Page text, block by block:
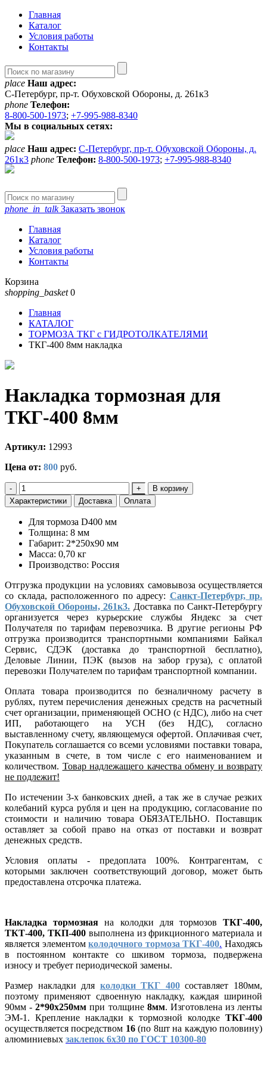
Главная
Каталог
Условия работы
Контакты
place Наш адрес:
С-Петербург, пр-т. Обуховской Обороны, д. 261к3
phone Телефон:
8-800-500-1973; +7-995-988-8340
Мы в социальных сетях:
place Наш адрес: С-Петербург, пр-т. Обуховской Обороны, д.
261к3 phone Телефон: 8-800-500-1973; +7-995-988-8340
phone_in_talkЗаказать звонок
Главная
Каталог
Условия работы
Контакты
Корзина
shopping_basket 0
Главная
КАТАЛОГ
ТОРМОЗА ТКГ с ГИДРОТОЛКАТЕЛЯМИ
ТКГ-400 8мм накладка
Накладка тормозная для
ТКГ-400 8мм
Артикул: 12993
Цена от: 800 руб.
- +
В корзину
Характеристики
Доставка Оплата
Для тормоза D400 мм
Толщина: 8 мм
Габарит: 2*250х90 мм
Масса: 0,70 кг
Производство: Россия
Отгрузка продукции на условиях самовывоза осуществляется
со склада, расположенного по адресу: Санкт-Петербург, пр.
Обуховской Обороны, 261к3. Доставка по Санкт-Петербургу
организуется через курьерские службы Яндекс за счет
Получателя по тарифам перевозчика. В другие регионы РФ
отгрузка производится транспортными компаниями Байкал
Сервис, СДЭК (доставка до транспортной бесплатно),
Деловые Линии, ПЭК (вызов на забор груза), с оплатой
перевозки Получателем по тарифам транспортной компании.
Оплата товара производится по безналичному расчету в
рублях, путем перечисления денежных средств на расчетный
счет организации, применяющей ОСНО (с НДС), либо на счет
ИП, работающего на УСН (без НДС), согласно
выставленному счету, являющемуся офертой. Оплачивая счет,
Покупатель соглашается со всеми условиями поставки товара,
указанным в счете, в том числе с его наименованием и
количеством. Товар надлежащего качества обмену и возврату
не подлежит!
По истечении 3-х банковских дней, а так же в случае резких
колебаний курса рубля и цен на продукцию, согласование по
стоимости и наличию товара ОБЯЗАТЕЛЬНО. Поставщик
оставляет за собой право на отказ от поставки и возврат
денежных средств.
Условия оплаты - предоплата 100%. Контрагентам, с
которыми заключен соответствующий договор, может быть
предоставлена отсрочка платежа.
Накладка тормознаяна колодки для тормозовТКГ-400,
ТКТ-400, ТКП-400 выполнена из фрикционного материала и
является элементомколодочного тормоза ТКГ-400. Находясь
в постоянном контакте со шкивом тормоза, подвержена
износу и требует периодической замены.
Размер накладки для колодки ТКГ 400составляет 180мм,
поэтому применяют сдвоенную накладку, каждая шириной
90мм -2*90х250мм при толщине 8мм. Изготовлена из ленты
ЭМ-1. Крепление накладки к тормозной колодке ТКГ-400
осуществляется посредством 16(по 8шт на каждую половину)
алюминиевых заклепок 6х30 по ГОСТ 10300-80